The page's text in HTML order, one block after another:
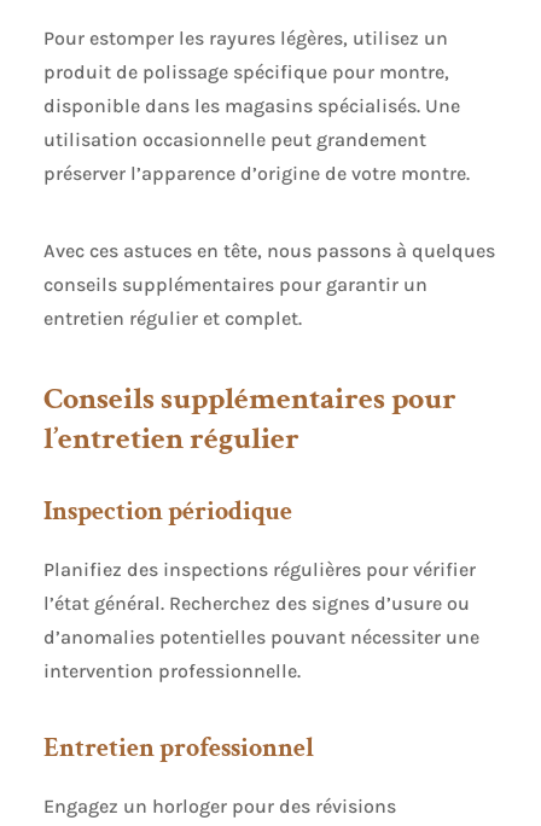
Pour estomper les rayures légères, utilisez un
produit de polissage spécifique pour montre,
disponible dans les magasins spécialisés. Une
utilisation occasionnelle peut grandement
préserver l’apparence d’origine de votre montre.
Avec ces astuces en tête, nous passons à quelques
conseils supplémentaires pour garantir un
entretien régulier et complet.
Conseils supplémentaires pour
l’entretien régulier
Inspection périodique
Planifiez des inspections régulières pour vérifier
l’état général. Recherchez des signes d’usure ou
d’anomalies potentielles pouvant nécessiter une
intervention professionnelle.
Entretien professionnel
Engagez un horloger pour des révisions